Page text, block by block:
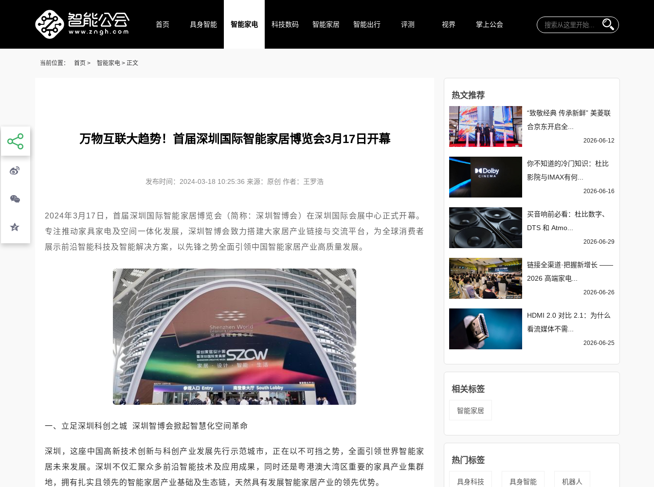
首页 具身智能 智能家电 科技数码 智能家居 智能出行 评测 视界 掌上公会
当前位置： 首页 > 智能家电 > 正文
万物互联大趋势！首届深圳国际智能家居博览会3月17日开幕
发布时间：2024-03-18 10:25:36 来源：原创 作者：王罗浩
2024年3月17日，首届深圳国际智能家居博览会（简称：深圳智博会）在深圳国际会展中心正式开幕。
专注推动家具家电及空间一体化发展，深圳智博会致力搭建大家居产业链接与交流平台，为全球消费者
展示前沿智能科技及智能解决方案，以先锋之势全面引领中国智能家居产业高质量发展。
一、立足深圳科创之城 深圳智博会掀起智慧化空间革命
深圳，这座中国高新技术创新与科创产业发展先行示范城市，正在以不可挡之势，全面引领世界智能家
居未来发展。深圳不仅汇聚众多前沿智能技术及应用成果，同时还是粤港澳大湾区重要的家具产业集群
地，拥有扎实且领先的智能家居产业基础及生态链，天然具有发展智能家居产业的领先优势。
热文推荐
“致敬经典 传承新鲜” 美菱联
合京东开启全...
2026-06-12
你不知道的冷门知识：杜比
影院与IMAX有何...
2026-06-16
买音响前必看：杜比数字、
DTS 和 Atmo...
2026-06-29
链接全渠道·把握新增长 ——
2026 高端家电...
2026-06-26
HDMI 2.0 对比 2.1：为什么
看流媒体不需...
2026-06-25
相关标签
智能家居
热门标签
具身科技 具身智能 机器人